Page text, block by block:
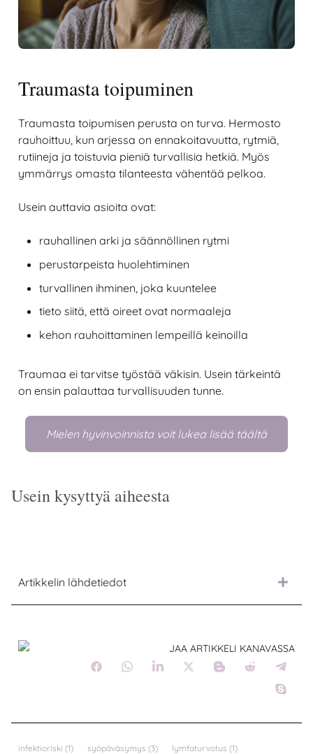
Traumasta toipuminen
Traumasta toipumisen perusta on turva. Hermosto
rauhoittuu, kun arjessa on ennakoitavuutta, rytmiä,
rutiineja ja toistuvia pieniä turvallisia hetkiä. Myös
ymmärrys omasta tilanteesta vähentää pelkoa.
Usein auttavia asioita ovat:
rauhallinen arki ja säännöllinen rytmi
perustarpeista huolehtiminen
turvallinen ihminen, joka kuuntelee
tieto siitä, että oireet ovat normaaleja
kehon rauhoittaminen lempeillä keinoilla
Traumaa ei tarvitse työstää väkisin. Usein tärkeintä
on ensin palauttaa turvallisuuden tunne.
Mielen hyvinvoinnista voit lukea lisää täältä
Usein kysyttyä aiheesta
Artikkelin lähdetiedot
JAA ARTIKKELI KANAVASSA
infektioriski (1) syöpäväsymys (3) lymfaturvotus (1)